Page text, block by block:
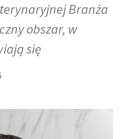
Branża
obszar, w
się